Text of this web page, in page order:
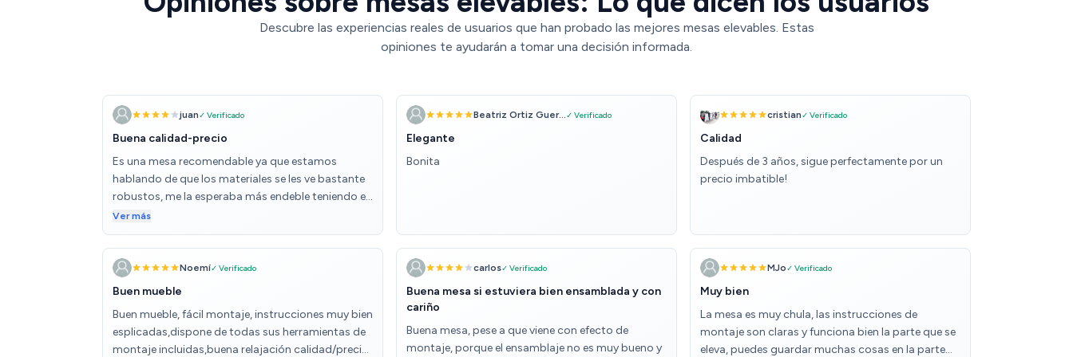
Descubre las experiencias reales de usuarios que han probado las mejores mesas elevables. Estas
opiniones te ayudarán a tomar una decisión informada.
juan✓ Verificado
Buena calidad-precio
Es una mesa recomendable ya que estamos
hablando de que los materiales se les ve bastante
robustos, me la esperaba más endeble teniendo en
cuenta el precio, pero la verdad que me ha
sorprendido gratamente, sin duda una buena
relación calidad-precio, en cuanto al sistema de
montaje siguiendo los pasos es muy sencillo,
laborioso pero sencillo, te pones a ver la tele
media lo tienes poco a poco y sin prisa,
evidentemente alguna pega tenido y es que ha
Ver más
Beatriz Ortiz Guer...✓ Verificado
Elegante
Bonita
cristian✓ Verificado
Calidad
Después de 3 años, sigue perfectamente por un
precio imbatible!
Noemí✓ Verificado
Buen mueble
Buen mueble, fácil montaje, instrucciones muy bien
esplicadas,dispone de todas sus herramientas de
montaje incluidas,buena relajación calidad/precio.
carlos✓ Verificado
Buena mesa si estuviera bien ensamblada y con
cariño
Buena mesa, pese a que viene con efecto de
montaje, porque el ensamblaje no es muy bueno y
MJo✓ Verificado
Muy bien
La mesa es muy chula, las instrucciones de
montaje son claras y funciona bien la parte que se
eleva, puedes guardar muchas cosas en la parte